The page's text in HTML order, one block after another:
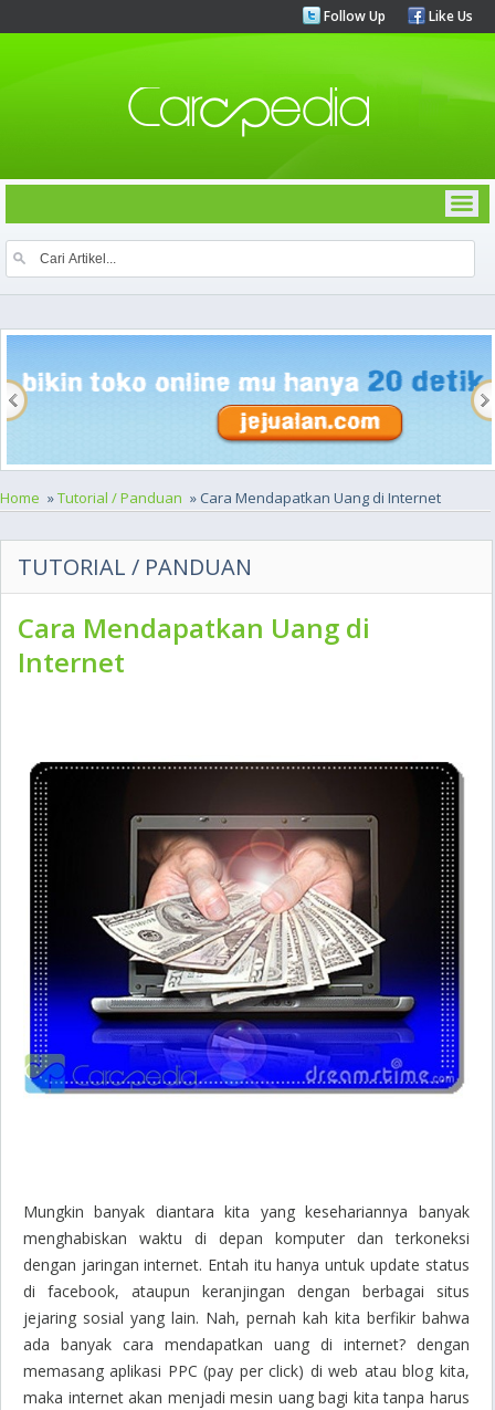
Follow Up Like Us
Home »Tutorial / Panduan » Cara Mendapatkan Uang di Internet
TUTORIAL / PANDUAN
Cara Mendapatkan Uang di
Internet
Mungkin banyak diantara kita yang kesehariannya banyak
menghabiskan waktu di depan komputer dan terkoneksi
dengan jaringan internet. Entah itu hanya untuk update status
di facebook, ataupun keranjingan dengan berbagai situs
jejaring sosial yang lain. Nah, pernah kah kita berfikir bahwa
ada banyak cara mendapatkan uang di internet? dengan
memasang aplikasi PPC (pay per click) di web atau blog kita,
maka internet akan menjadi mesin uang bagi kita tanpa harus